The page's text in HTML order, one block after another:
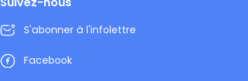
S'abonner à l'infolettre
Facebook